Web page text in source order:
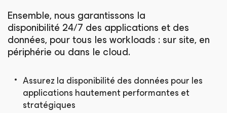
Ensemble, nous garantissons la
disponibilité 24/7 des applications et des
données, pour tous les workloads : sur site, en
périphérie ou dans le cloud.
Assurez la disponibilité des données pour les
applications hautement performantes et
stratégiques